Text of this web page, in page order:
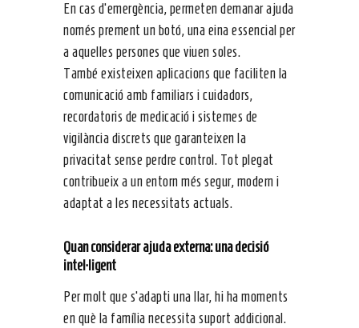
En cas d’emergència, permeten demanar ajuda
només prement un botó, una eina essencial per
a aquelles persones que viuen soles.
També existeixen aplicacions que faciliten la
comunicació amb familiars i cuidadors,
recordatoris de medicació i sistemes de
vigilància discrets que garanteixen la
privacitat sense perdre control. Tot plegat
contribueix a un entorn més segur, modern i
adaptat a les necessitats actuals.
Quan considerar ajuda externa: una decisió
intel·ligent
Per molt que s’adapti una llar, hi ha moments
en què la família necessita suport addicional.